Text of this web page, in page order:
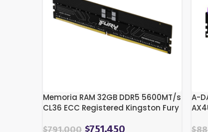
Memoria RAM 32GB DDR5 5600MT/s
CL36 ECC Registered Kingston Fury
$791.000 $751.450
A-
$